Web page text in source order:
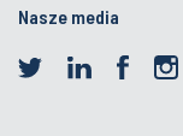
Nasze media